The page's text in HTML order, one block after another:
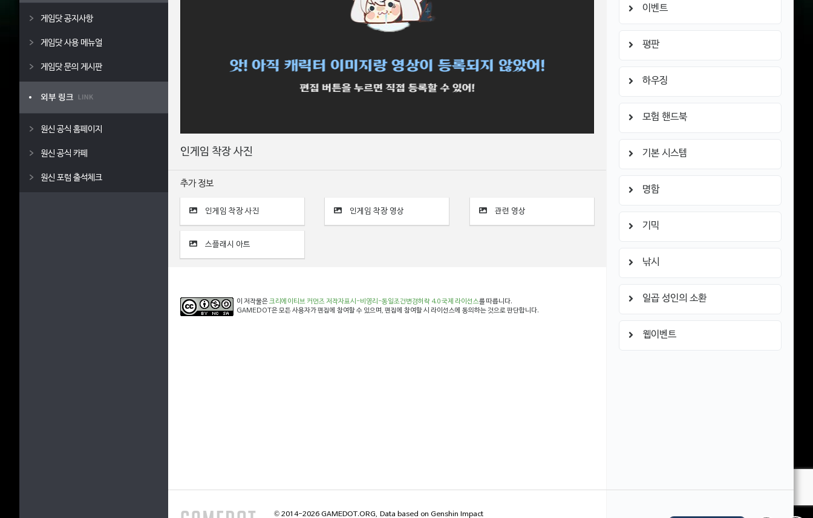
게임닷 공지사항
게임닷 사용 메뉴얼
게임닷 문의 게시판
원신 공식 홈페이지
원신 공식 카페
원신 포럼 출석체크
인게임 착장 사진
추가 정보
인게임 착장 사진 인게임 착장 영상 관련 영상
스플래시 아트
이 저작물은크리에이티브 커먼즈 저작자표시-비영리-동일조건변경허락 4.0 국제 라이선스를 따릅니다.
GAMEDOT은 모든 사용자가 편집에 참여할 수 있으며, 편집에 참여할 시 라이선스에 동의하는 것으로 판단합니다.
이벤트
평판
하우징
모험 핸드북
기본 시스템
명함
기믹
낚시
일곱 성인의 소환
웹이벤트
© 2014-2026 GAMEDOT.ORG, Data based on Genshin Impact